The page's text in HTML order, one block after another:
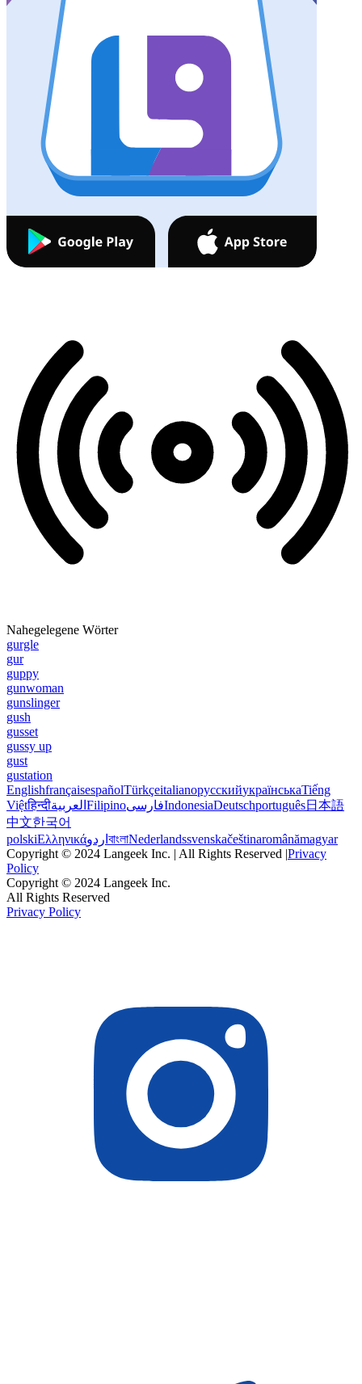
Nahegelegene Wörter
gurgle
gur
guppy
gunwoman
gunslinger
gush
gusset
gussy up
gust
gustation
EnglishfrançaisespañolTürkçeitalianoрусскийукраїнськаTiếng
Việtहिन्दीالعربية FilipinoفارسیIndonesiaDeutschportuguês日本語
中文한국어
polskiΕλληνικάاردو বাংলাNederlandssvenskačeštinaromânămagyar
Copyright © 2024 Langeek Inc. | All Rights Reserved |Privacy
Policy
Copyright © 2024 Langeek Inc.
All Rights Reserved
Privacy Policy